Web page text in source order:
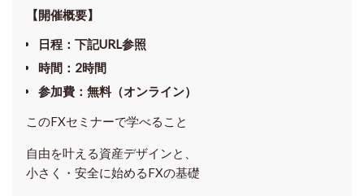
【開催概要】
日程：下記URL参照
時間： 2時間
参加費： 無料（オンライン）
このFXセミナーで学べること
自由を叶える資産デザインと、
小さく・安全に始めるFXの基礎